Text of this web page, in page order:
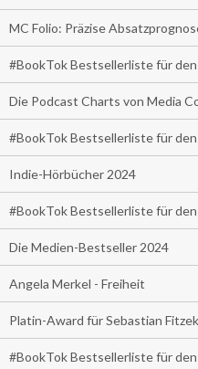
MC Folio: Präzise
#BookTok Bestsellerliste für
Die Podcast Charts von Media
#BookTok Bestsellerliste für
Indie-Hörbücher 2024
#BookTok Bestsellerliste für
Die Medien-Bestseller 2024
Angela Merkel - Freiheit
Platin-Award für Sebastian Fitzek
#BookTok Bestsellerliste für